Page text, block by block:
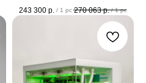
243 300 р. / 1 pc 270 063 р. / 1 pc